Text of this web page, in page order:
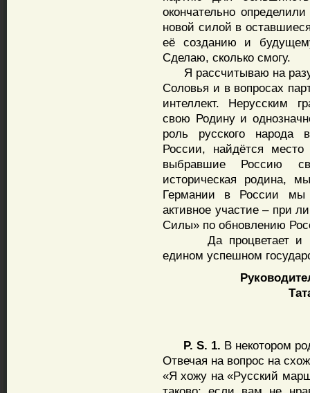
окончательно
новой силой в
её созданию и
Сделаю, сколько смогу.
Я рассчитываю на
Соловья и в вопросах
интеллект. Нерусским
свою Родину и
роль русского народа
России, найдётся
выбравшие Россию
историческая родина,
Германии в России мы
активное участие – при
Силы» по обновлению
Да процветает и
едином успешном
P. S. 1. В некотором
Отвечая на вопрос на
«Я хожу на «Русский